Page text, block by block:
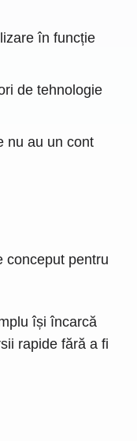
în funcție
de tehnologie
nu au un cont
pentru
își încarcă
rapide fără a fi